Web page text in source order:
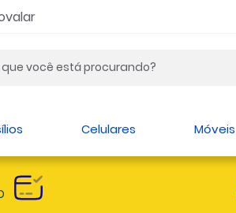
Celulares Móveis